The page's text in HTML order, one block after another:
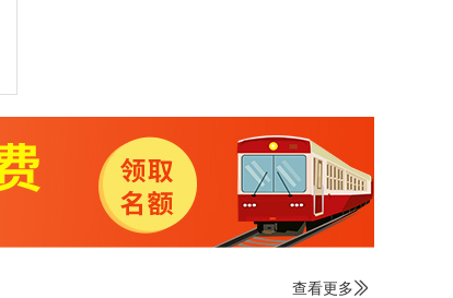
查看更多 